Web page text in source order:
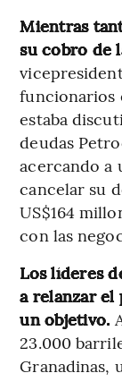
Mientras
su cobro de
funcionarios
estaba
deudas
acercando a
cancelar su
US$164
con las
Los líderes
a relanzar el
un objetivo.
23.000
Granadinas,